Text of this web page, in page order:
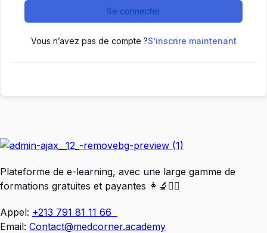
Se connecter
Vous n’avez pas de compte ?S’inscrire maintenant
Plateforme de e-learning, avec une large gamme de
formations gratuites et payantes 👩‍🔬👨‍⚕️
Appel: +213 791 81 11 66
Email: Contact@medcorner.academy